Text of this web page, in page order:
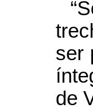
ser
de